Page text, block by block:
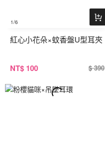
1/6
紅心小花朵×蚊香盤U型耳夾
NT$ 100 $ 390